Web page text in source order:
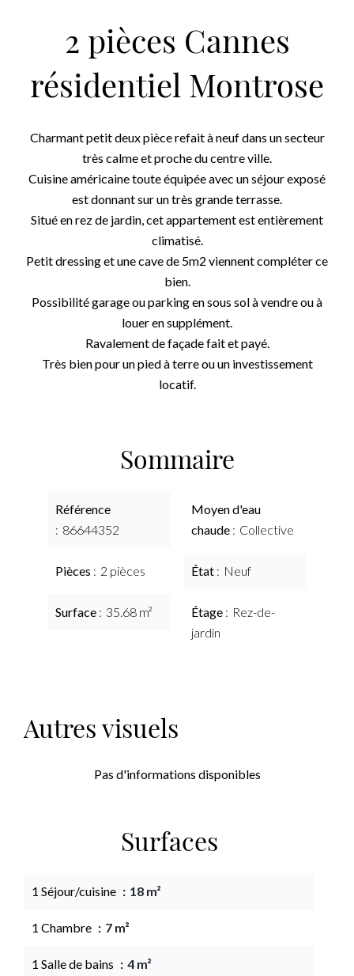
2 pièces Cannes
résidentiel Montrose
Charmant petit deux pièce refait à neuf dans un secteur
très calme et proche du centre ville.
Cuisine américaine toute équipée avec un séjour exposé
est donnant sur un très grande terrasse.
Situé en rez de jardin, cet appartement est entièrement
climatisé.
Petit dressing et une cave de 5m2 viennent compléter ce
bien.
Possibilité garage ou parking en sous sol à vendre ou à
louer en supplément.
Ravalement de façade fait et payé.
Très bien pour un pied à terre ou un investissement
locatif.
Sommaire
Référence
86644352
Pièces 2 pièces
Surface 35.68 m²
Moyen d'eau
chaude
Collective
État Neuf
Étage
Rez-de-
jardin
Autres visuels
Pas d'informations disponibles
Surfaces
1 Séjour/cuisine 18 m²
1 Chambre 7 m²
1 Salle de bains 4 m²